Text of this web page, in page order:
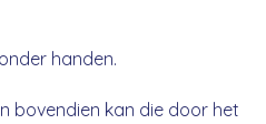
handen.
bovendien kan die door het